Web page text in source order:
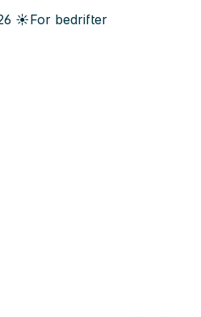
☀️For bedrifter